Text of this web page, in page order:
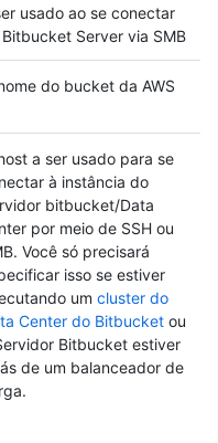
usado ao se conectar
Server via SMB
do bucket da AWS
a ser usado para se
à instância do
bitbucket/Data
por meio de SSH ou
Você só precisará
isso se estiver
um cluster do
Center do Bitbucket ou
Bitbucket estiver
de um balanceador de